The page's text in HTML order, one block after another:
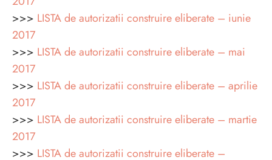
>>> LISTA de autorizatii construire eliberate – iunie
2017
>>> LISTA de autorizatii construire eliberate – mai
2017
>>> LISTA de autorizatii construire eliberate – aprilie
2017
>>> LISTA de autorizatii construire eliberate – martie
2017
>>> LISTA de autorizatii construire eliberate –